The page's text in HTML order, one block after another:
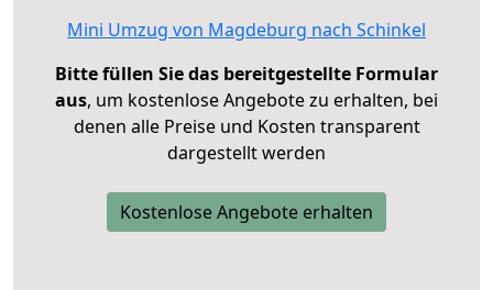
Mini Umzug von Magdeburg nach Schinkel
Bitte füllen Sie das bereitgestellte Formular
aus, um kostenlose Angebote zu erhalten, bei
denen alle Preise und Kosten transparent
dargestellt werden
Kostenlose Angebote erhalten